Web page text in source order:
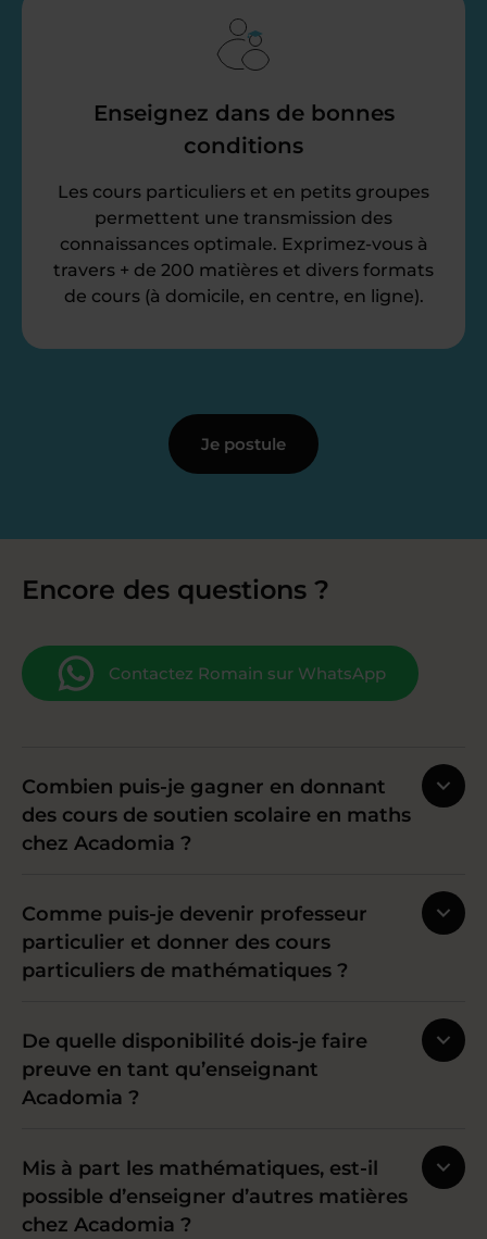
Enseignez dans de bonnes
conditions
Les cours particuliers et en petits groupes
permettent une transmission des
connaissances optimale. Exprimez-vous à
travers + de 200 matières et divers formats
de cours (à domicile, en centre, en ligne).
Je postule
Encore des questions ?
Contactez Romain sur WhatsApp
Combien puis-je gagner en donnant
des cours de soutien scolaire en maths
chez Acadomia ?
Comme puis-je devenir professeur
particulier et donner des cours
particuliers de mathématiques ?
De quelle disponibilité dois-je faire
preuve en tant qu’enseignant
Acadomia ?
Mis à part les mathématiques, est-il
possible d’enseigner d’autres matières
chez Acadomia ?